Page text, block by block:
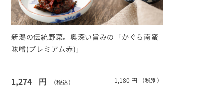
新潟の伝統野菜。奥深い旨みの「かぐら南蛮
味噌(プレミアム赤)」
1,274 円 （税込） 1,180 円 （税別）